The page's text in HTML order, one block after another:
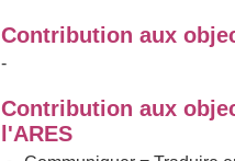
Contribution aux
-
Contribution aux
l'ARES